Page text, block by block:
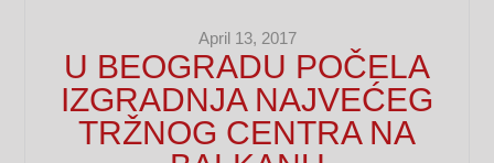
April 13, 2017
U BEOGRADU POČELA
IZGRADNJA NAJVEĆEG
TRŽNOG CENTRA NA